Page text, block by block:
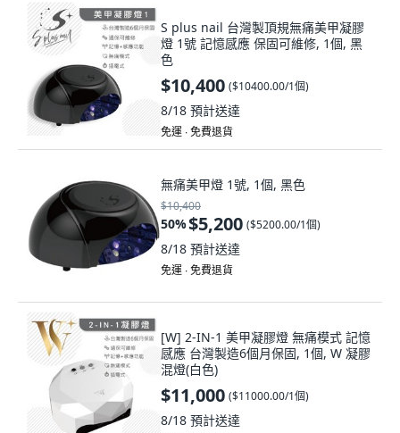
S plus nail 台灣製頂規無痛美甲凝膠
燈 1號 記憶感應 保固可維修, 1個, 黑
色
$10,400 ($10400.00/1個)
8/18 預計送達
免運 ∙ 免費退貨
無痛美甲燈 1號, 1個, 黑色
$10,400
50%$5,200 ($5200.00/1個)
8/18 預計送達
免運 ∙ 免費退貨
[W] 2-IN-1 美甲凝膠燈 無痛模式 記憶
感應 台灣製造6個月保固, 1個, W 凝膠
混燈(白色)
$11,000 ($11000.00/1個)
8/18 預計送達